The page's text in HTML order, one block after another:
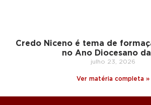
Credo Niceno é tema de
no Ano Diocesano
julho 23, 2026
Ver matéria completa »